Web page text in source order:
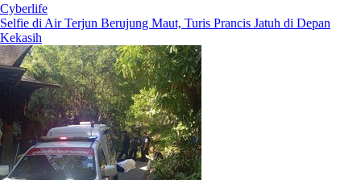
Cyberlife
Selfie di Air Terjun Berujung Maut, Turis Prancis Jatuh di Depan
Kekasih